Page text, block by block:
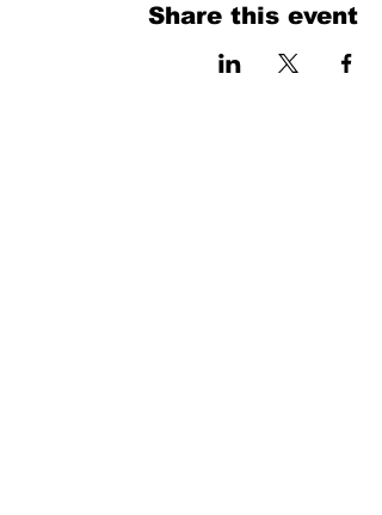
Share this event